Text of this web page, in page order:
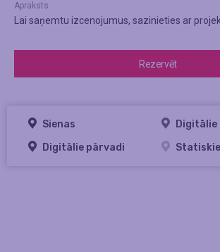
Apraksts
Lai saņemtu izcenojumus, sazinieties ar
Rezervēt
Sienas
Digitālie
Digitālie pārvadi